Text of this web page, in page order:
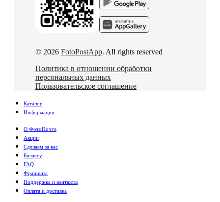
© 2026 FotoPostApp. All rights reserved
Политика в отношении обработки
персональных данных
Пользовательское соглашение
Каталог
Информация
О ФотоПочте
Акции
Сделаем за вас
Бизнесу
FAQ
Франшиза
Поддержка и контакты
Оплата и доставка